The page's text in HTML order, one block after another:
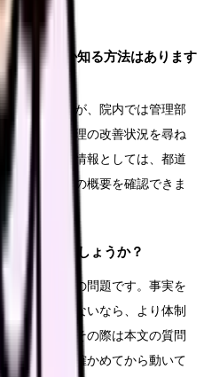
摘されたか知る方法はあります
されませんが、院内では管理部
置や安全管理の改善状況を尋ね
せん。公開情報としては、都道
数・職員数の概要を確認できま
「逃げ」でしょうか？
れない経営の問題です。事実を
の見込みがないなら、より体制
判断です。その際は本文の質問
厚いか」を確かめてから動いて